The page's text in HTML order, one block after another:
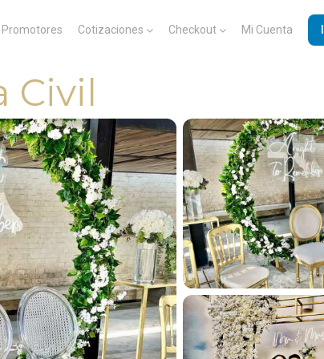
Promotores Cotizaciones Checkout Mi Cuenta
Civil